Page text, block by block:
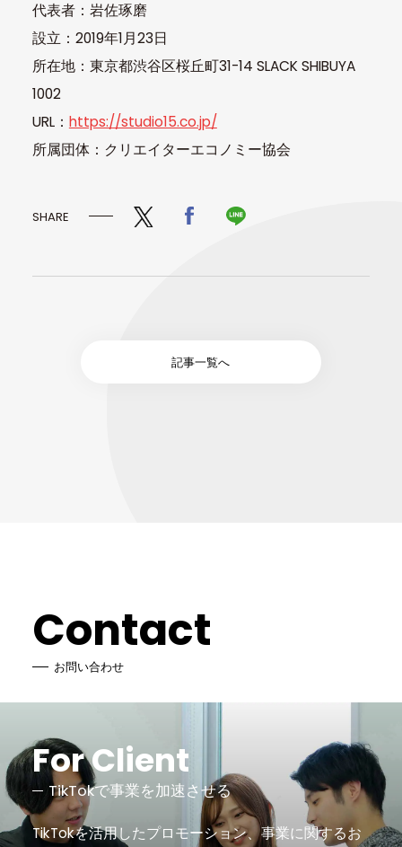
代表者：岩佐琢磨
設立：2019年1月23日
所在地：東京都渋谷区桜丘町31-14 SLACK SHIBUYA
1002
URL： https://studio15.co.jp/
所属団体：クリエイターエコノミー協会
SHARE
記事一覧へ
Contact
お問い合わせ
For Client
TikTokで事業を加速させる
TikTokを活用したプロモーション、事業に関するお